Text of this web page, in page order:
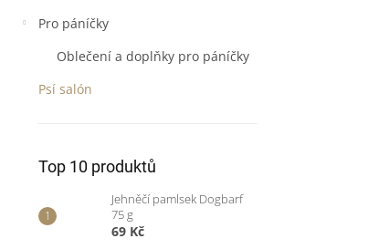
Pro páníčky
Oblečení a doplňky pro páníčky
Psí salón
Top 10 produktů
Jehněčí pamlsek Dogbarf
75 g
69 Kč